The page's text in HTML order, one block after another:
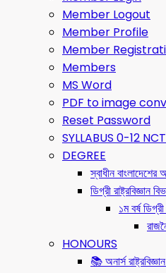
Member Logout
Member Profile
Member
Members
MS Word
PDF to image
Reset Password
SYLLABUS 0-12
DEGREE
স্বাধীন
ডিগ্রী রাষ্ট্রবিজ্ঞান
১ম বর্ষ ডিগ্রী
HONOURS
📚 অনার্স